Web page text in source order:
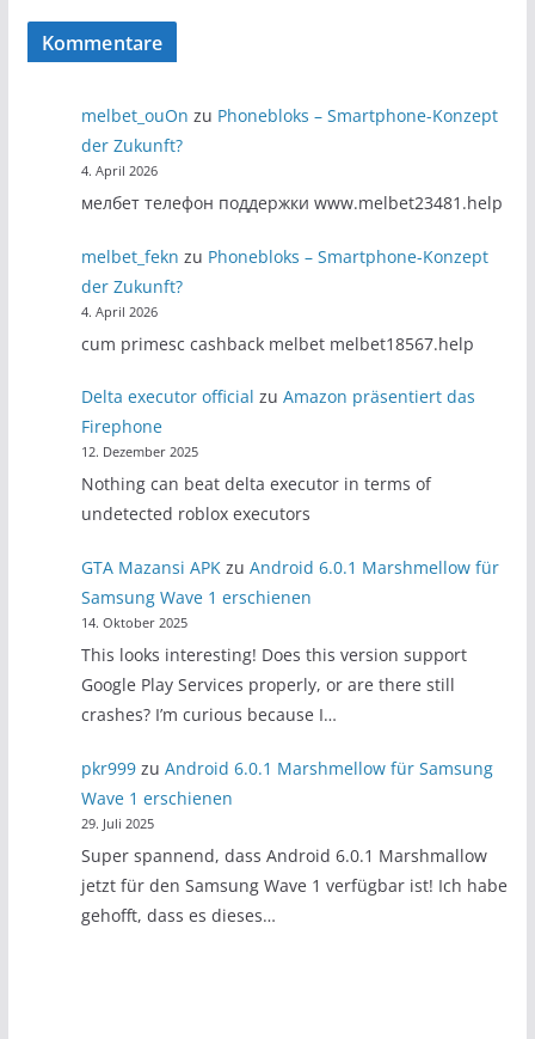
Kommentare
melbet_ouOn zu Phonebloks – Smartphone-Konzept
der Zukunft?
4. April 2026
мелбет телефон поддержки www.melbet23481.help
melbet_fekn zu Phonebloks – Smartphone-Konzept
der Zukunft?
4. April 2026
cum primesc cashback melbet melbet18567.help
Delta executor official zuAmazon präsentiert das
Firephone
12. Dezember 2025
Nothing can beat delta executor in terms of
undetected roblox executors
GTA Mazansi APK zuAndroid 6.0.1 Marshmellow für
Samsung Wave 1 erschienen
14. Oktober 2025
This looks interesting! Does this version support
Google Play Services properly, or are there still
crashes? I’m curious because I…
pkr999 zuAndroid 6.0.1 Marshmellow für Samsung
Wave 1 erschienen
29. Juli 2025
Super spannend, dass Android 6.0.1 Marshmallow
jetzt für den Samsung Wave 1 verfügbar ist! Ich habe
gehofft, dass es dieses…